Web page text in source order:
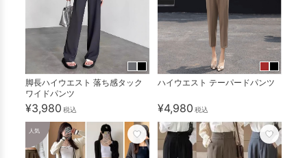
脚長ハイウエスト 落ち感タック
ワイドパンツ
¥3,980 税込
ハイウエスト テーパードパンツ
¥4,980 税込
人気